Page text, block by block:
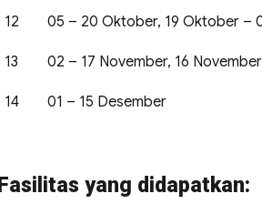
12 05 – 20 Oktober, 19 Oktober –
13 02 – 17 November, 16
14 01 – 15 Desember
Fasilitas yang didapatkan: